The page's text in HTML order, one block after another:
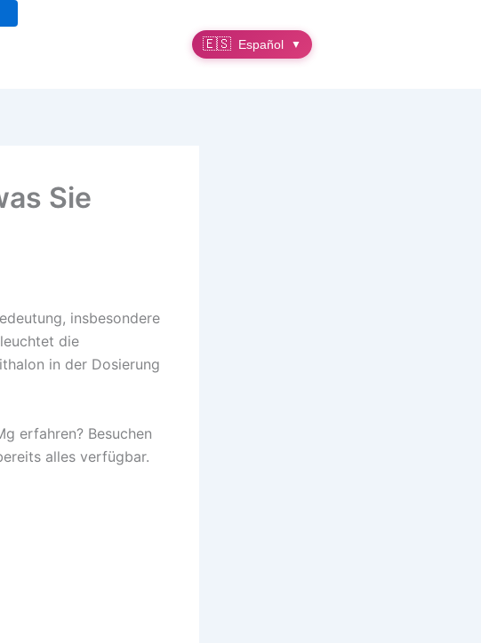
🇪🇸 Español ▼
Sie
insbesondere
die
in der Dosierung
erfahren? Besuchen
alles verfügbar.